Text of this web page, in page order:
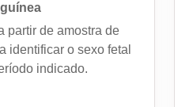
partir de amostra de
identificar o sexo fetal
indicado.